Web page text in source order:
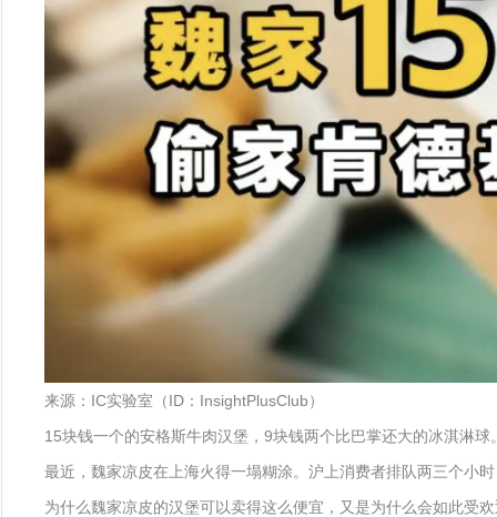
来源：IC实验室（ID：InsightPlusClub）
15块钱一个的安格斯牛肉汉堡，9块钱两个比巴掌还大的冰淇淋球
最近，魏家凉皮在上海火得一塌糊涂。沪上消费者排队两三个小
为什么魏家凉皮的汉堡可以卖得这么便宜，又是为什么会如此受